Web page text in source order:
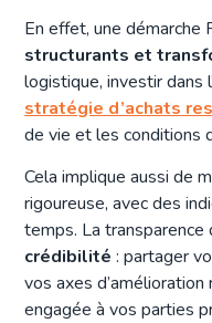
En effet, une démarche
structurants et
logistique, investir dans
stratégie d’achats
de vie et les conditions
Cela implique aussi de
rigoureuse, avec des
temps. La transparence
crédibilité: partager
vos axes
engagée à vos parties